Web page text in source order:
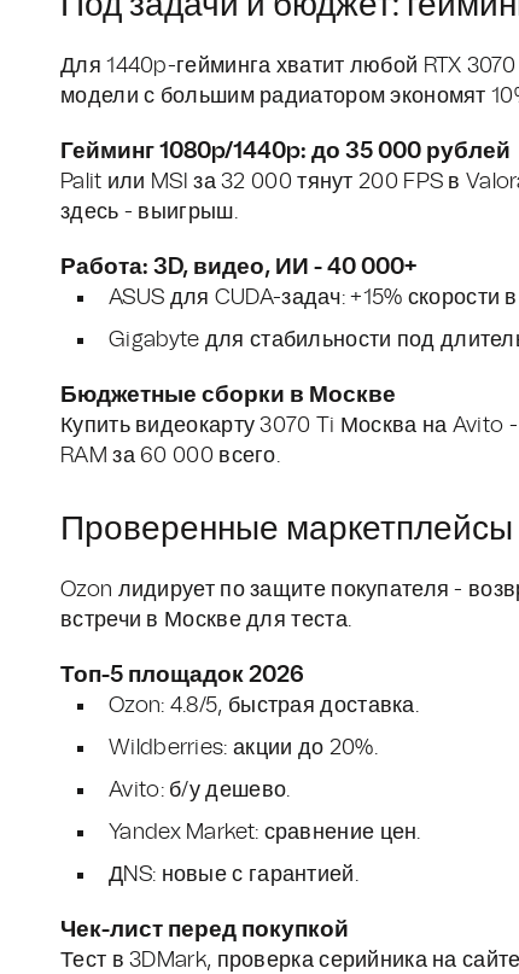
Для 1440p-гейминга хватит любой RTX
модели с большим радиатором экономят
Гейминг 1080p/1440p: до 35 000 рублей
Palit или MSI за 32 000 тянут 200 FPS в
здесь - выигрыш.
Работа: 3D, видео, ИИ - 40 000+
ASUS для CUDA-задач: +15% скорости
Gigabyte для стабильности под
Бюджетные сборки в Москве
Купить видеокарту 3070 Ti Москва на Avito
RAM за 60 000 всего.
Проверенные маркетплейсы
Ozon лидирует по защите покупателя -
встречи в Москве для теста.
Топ-5 площадок 2026
Ozon: 4.8/5, быстрая доставка.
Wildberries: акции до 20%.
Avito: б/у дешево.
Yandex Market: сравнение цен.
ДNS: новые с гарантией.
Чек-лист перед покупкой
Тест в 3DMark, проверка серийника на